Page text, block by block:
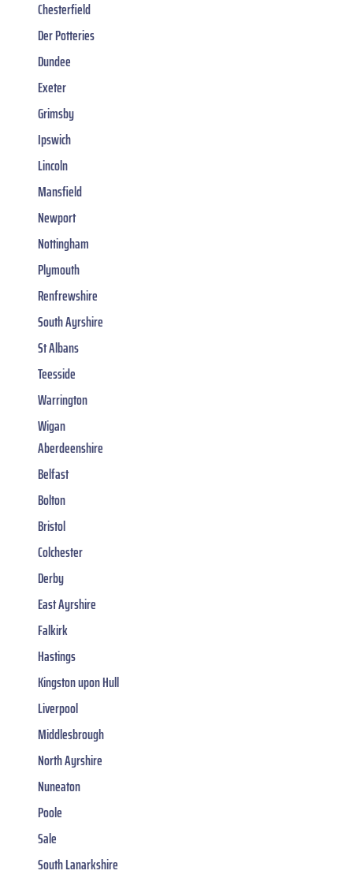
Chesterfield
Der Potteries
Dundee
Exeter
Grimsby
Ipswich
Lincoln
Mansfield
Newport
Nottingham
Plymouth
Renfrewshire
South Ayrshire
St Albans
Teesside
Warrington
Wigan
Aberdeenshire
Belfast
Bolton
Bristol
Colchester
Derby
East Ayrshire
Falkirk
Hastings
Kingston upon Hull
Liverpool
Middlesbrough
North Ayrshire
Nuneaton
Poole
Sale
South Lanarkshire